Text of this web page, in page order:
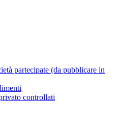
partecipate (da pubblicare in
controllati